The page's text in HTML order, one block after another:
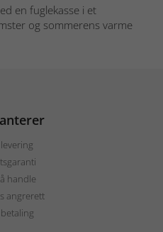
en fuglekasse i et
og sommerens varme
handle
angrerett